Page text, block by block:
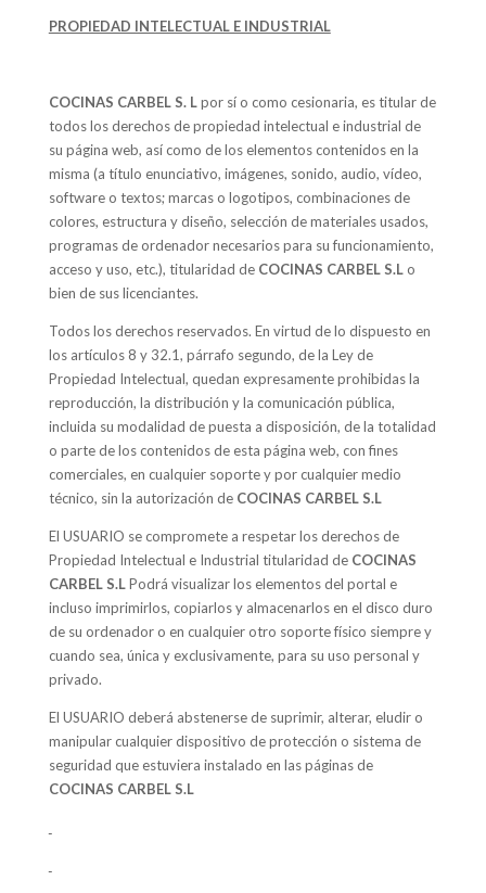
PROPIEDAD INTELECTUAL E INDUSTRIAL
COCINAS CARBEL S. Lpor sí o como cesionaria, es titular de
todos los derechos de propiedad intelectual e industrial de
su página web, así como de los elementos contenidos en la
misma (a título enunciativo, imágenes, sonido, audio, vídeo,
software o textos; marcas o logotipos, combinaciones de
colores, estructura y diseño, selección de materiales usados,
programas de ordenador necesarios para su funcionamiento,
acceso y uso, etc.), titularidad de COCINAS CARBEL S.L o
bien de sus licenciantes.
Todos los derechos reservados. En virtud de lo dispuesto en
los artículos 8 y 32.1, párrafo segundo, de la Ley de
Propiedad Intelectual, quedan expresamente prohibidas la
reproducción, la distribución y la comunicación pública,
incluida su modalidad de puesta a disposición, de la totalidad
o parte de los contenidos de esta página web, con fines
comerciales, en cualquier soporte y por cualquier medio
técnico, sin la autorización de COCINAS CARBEL S.L
El USUARIO se compromete a respetar los derechos de
Propiedad Intelectual e Industrial titularidad de COCINAS
CARBEL S.LPodrá visualizar los elementos del portal e
incluso imprimirlos, copiarlos y almacenarlos en el disco duro
de su ordenador o en cualquier otro soporte físico siempre y
cuando sea, única y exclusivamente, para su uso personal y
privado.
El USUARIO deberá abstenerse de suprimir, alterar, eludir o
manipular cualquier dispositivo de protección o sistema de
seguridad que estuviera instalado en las páginas de
COCINAS CARBEL S.L